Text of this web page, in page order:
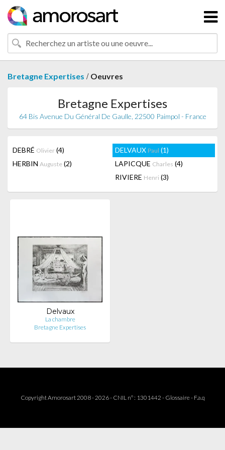
Bretagne Expertises / Oeuvres
Bretagne Expertises
64 Bis Avenue Du Général De Gaulle, 22500 Paimpol - France
DEBRÉ Olivier (4) DELVAUX Paul (1)
HERBIN Auguste (2) LAPICQUE Charles (4)
RIVIERE Henri (3)
Delvaux
La chambre
Bretagne Expertises
Copyright Amorosart 2008 - 2026 - CNIL n° : 1301442 - Glossaire- F.a.q